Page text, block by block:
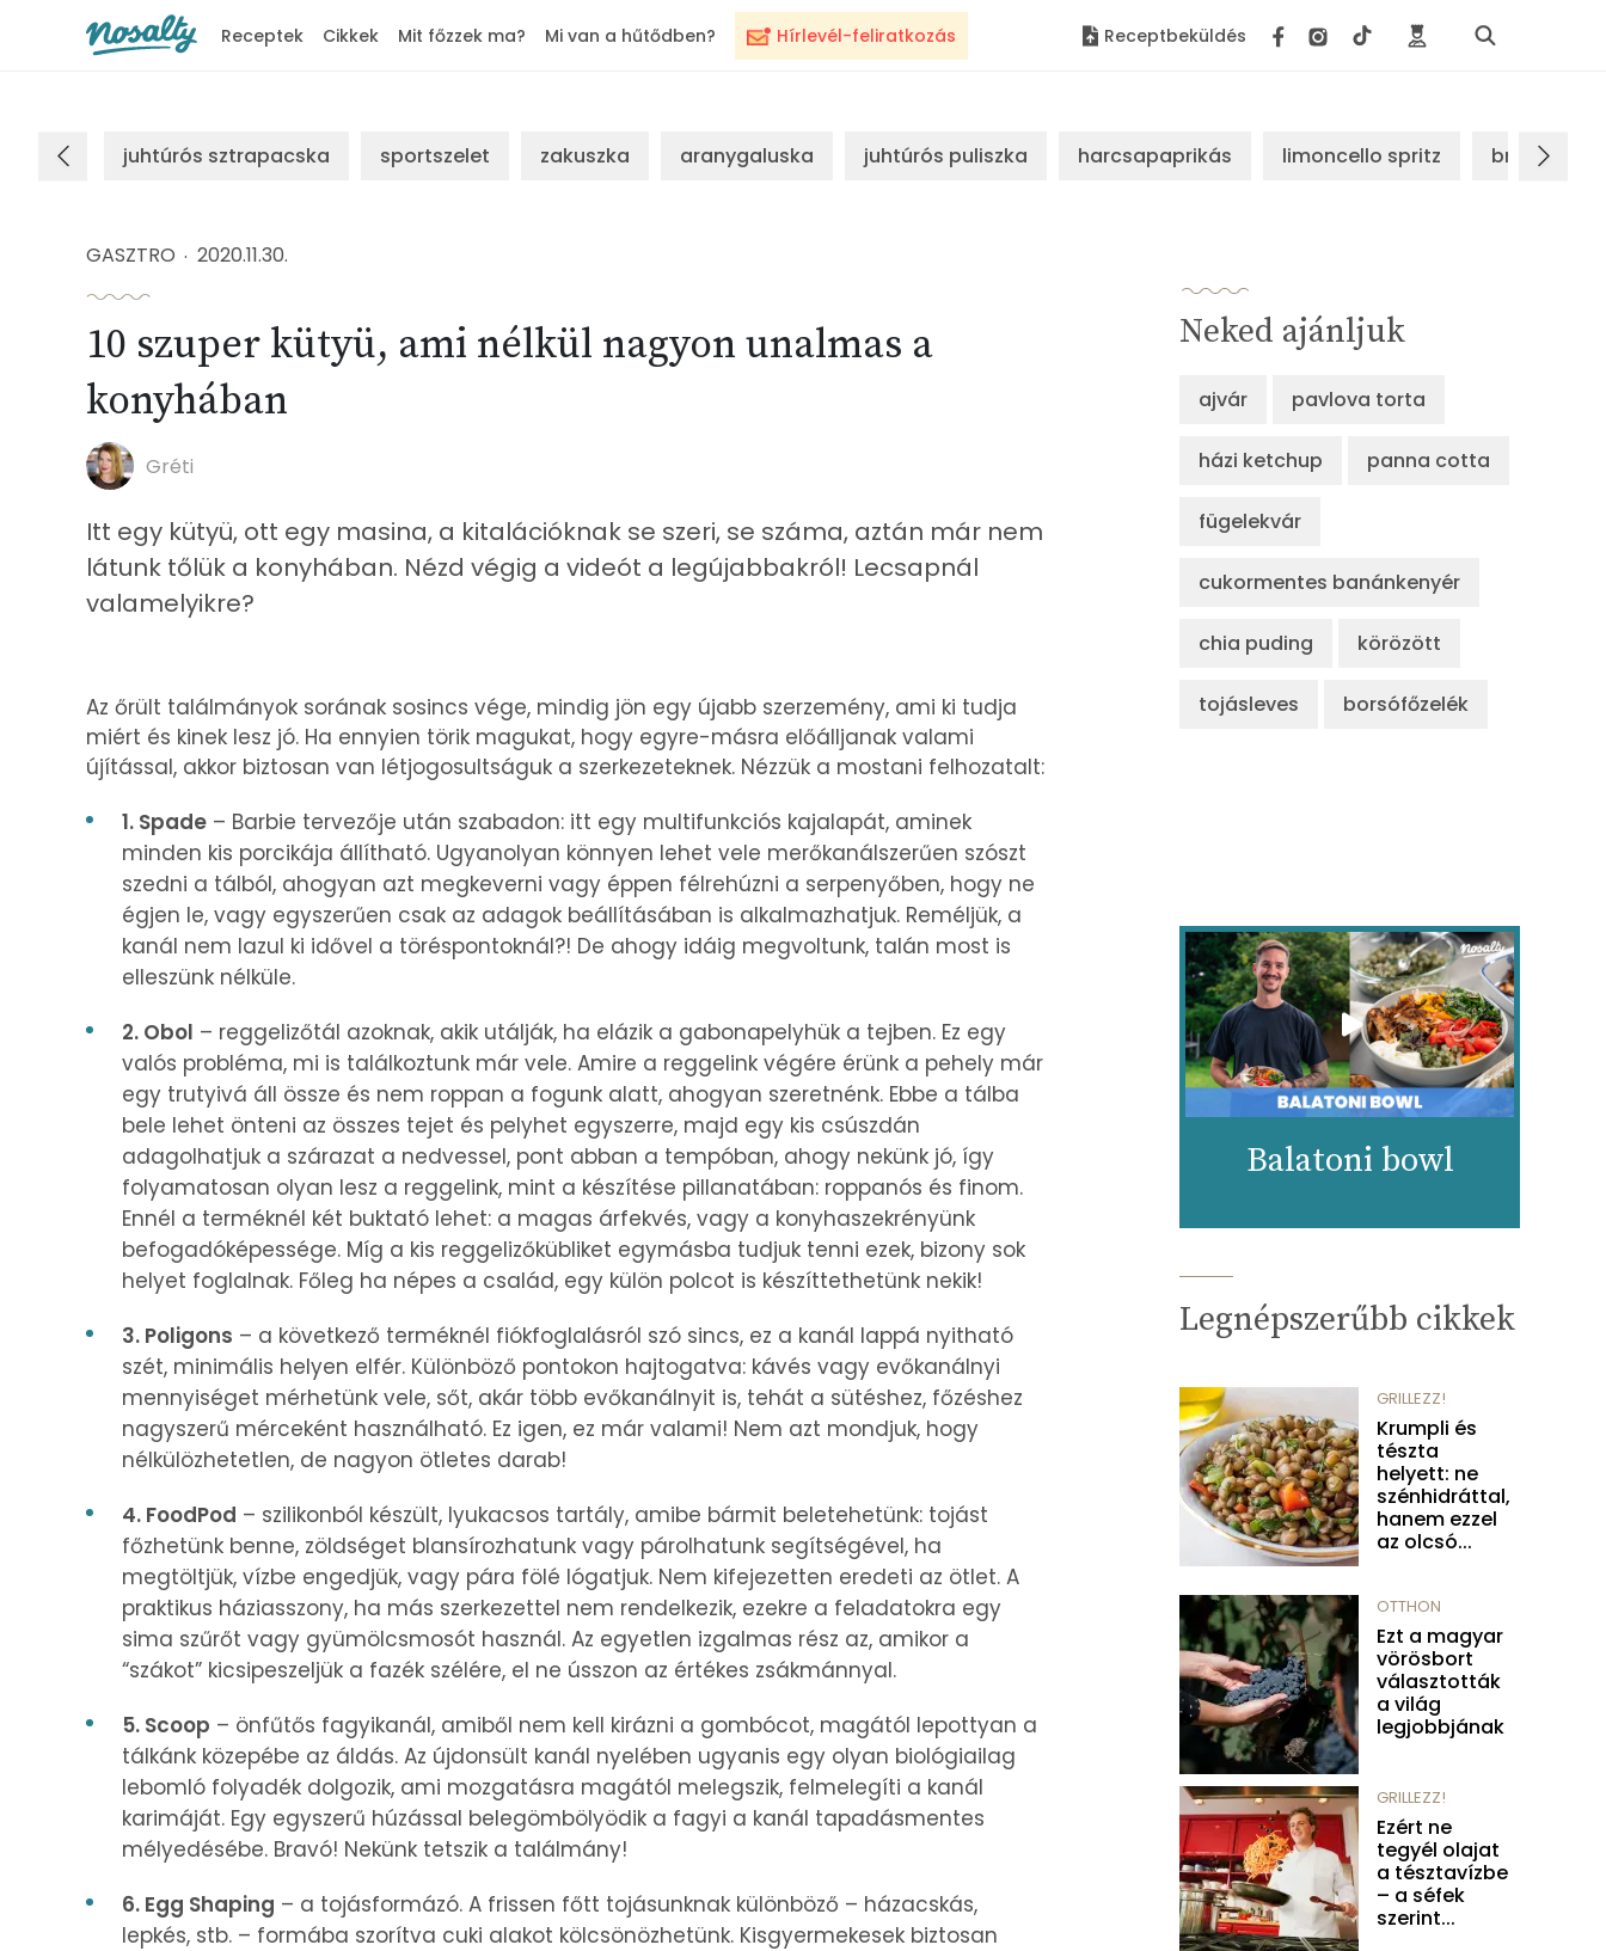
Hírlevél-feliratkozás
Receptek Cikkek Mit főzzek ma? Mi van a hűtődben? Receptbeküldés
juhtúrós sztrapacska sportszelet zakuszka aranygaluska juhtúrós puliszka harcsapaprikás limoncello spritz brassói
GASZTRO 2020.11.30.
10 szuper kütyü, ami nélkül nagyon unalmas a
konyhában
Gréti
Itt egy kütyü, ott egy masina, a kitalációknak se szeri, se száma, aztán már nem
látunk tőlük a konyhában. Nézd végig a videót a legújabbakról! Lecsapnál
valamelyikre?
Az őrült találmányok sorának sosincs vége, mindig jön egy újabb szerzemény, ami ki tudja
miért és kinek lesz jó. Ha ennyien törik magukat, hogy egyre-másra előálljanak valami
újítással, akkor biztosan van létjogosultságuk a szerkezeteknek. Nézzük a mostani felhozatalt:
1. Spade – Barbie tervezője után szabadon: itt egy multifunkciós kajalapát, aminek
minden kis porcikája állítható. Ugyanolyan könnyen lehet vele merőkanálszerűen szószt
szedni a tálból, ahogyan azt megkeverni vagy éppen félrehúzni a serpenyőben, hogy ne
égjen le, vagy egyszerűen csak az adagok beállításában is alkalmazhatjuk. Reméljük, a
kanál nem lazul ki idővel a töréspontoknál?! De ahogy idáig megvoltunk, talán most is
elleszünk nélküle.
2. Obol – reggelizőtál azoknak, akik utálják, ha elázik a gabonapelyhük a tejben. Ez egy
valós probléma, mi is találkoztunk már vele. Amire a reggelink végére érünk a pehely már
egy trutyivá áll össze és nem roppan a fogunk alatt, ahogyan szeretnénk. Ebbe a tálba
bele lehet önteni az összes tejet és pelyhet egyszerre, majd egy kis csúszdán
adagolhatjuk a szárazat a nedvessel, pont abban a tempóban, ahogy nekünk jó, így
folyamatosan olyan lesz a reggelink, mint a készítése pillanatában: roppanós és finom.
Ennél a terméknél két buktató lehet: a magas árfekvés, vagy a konyhaszekrényünk
befogadóképessége. Míg a kis reggelizőkübliket egymásba tudjuk tenni ezek, bizony sok
helyet foglalnak. Főleg ha népes a család, egy külön polcot is készíttethetünk nekik!
3. Poligons – a következő terméknél fiókfoglalásról szó sincs, ez a kanál lappá nyitható
szét, minimális helyen elfér. Különböző pontokon hajtogatva: kávés vagy evőkanálnyi
mennyiséget mérhetünk vele, sőt, akár több evőkanálnyit is, tehát a sütéshez, főzéshez
nagyszerű mérceként használható. Ez igen, ez már valami! Nem azt mondjuk, hogy
nélkülözhetetlen, de nagyon ötletes darab!
4. FoodPod – szilikonból készült, lyukacsos tartály, amibe bármit beletehetünk: tojást
főzhetünk benne, zöldséget blansírozhatunk vagy párolhatunk segítségével, ha
megtöltjük, vízbe engedjük, vagy pára fölé lógatjuk. Nem kifejezetten eredeti az ötlet. A
praktikus háziasszony, ha más szerkezettel nem rendelkezik, ezekre a feladatokra egy
sima szűrőt vagy gyümölcsmosót használ. Az egyetlen izgalmas rész az, amikor a
“szákot” kicsipeszeljük a fazék szélére, el ne ússzon az értékes zsákmánnyal.
5. Scoop – önfűtős fagyikanál, amiből nem kell kirázni a gombócot, magától lepottyan a
tálkánk közepébe az áldás. Az újdonsült kanál nyelében ugyanis egy olyan biológiailag
lebomló folyadék dolgozik, ami mozgatásra magától melegszik, felmelegíti a kanál
karimáját. Egy egyszerű húzással belegömbölyödik a fagyi a kanál tapadásmentes
mélyedésébe. Bravó! Nekünk tetszik a találmány!
6. Egg Shaping – a tojásformázó. A frissen főtt tojásunknak különböző – házacskás,
lepkés, stb. – formába szorítva cuki alakot kölcsönözhetünk. Kisgyermekesek biztosan
Neked ajánljuk
ajvár pavlova torta
házi ketchup panna cotta
fügelekvár
cukormentes banánkenyér
chia puding körözött
tojásleves borsófőzelék
Balatoni bowl
Legnépszerűbb cikkek
GRILLEZZ!
Krumpli és
tészta
helyett: ne
szénhidráttal,
hanem ezzel
az olcsó...
OTTHON
Ezt a magyar
vörösbort
választották
a világ
legjobbjának
GRILLEZZ!
Ezért ne
tegyél olajat
a tésztavízbe
– a séfek
szerint...